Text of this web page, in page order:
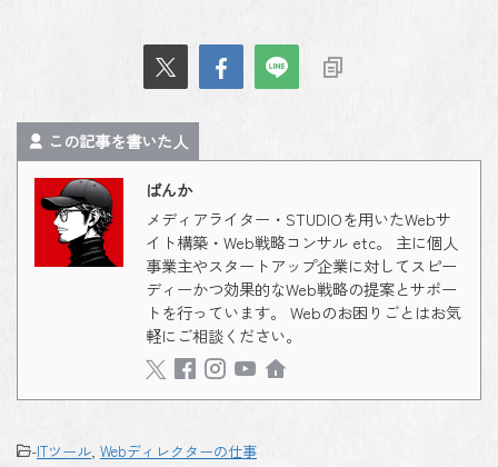
この記事を書いた人
ばんか
メディアライター・STUDIOを用いたWebサ
イト構築・Web戦略コンサル etc。 主に個人
事業主やスタートアップ企業に対してスピー
ディーかつ効果的なWeb戦略の提案とサポー
トを行っています。 Webのお困りごとはお気
軽にご相談ください。
-ITツール, Webディレクターの仕事